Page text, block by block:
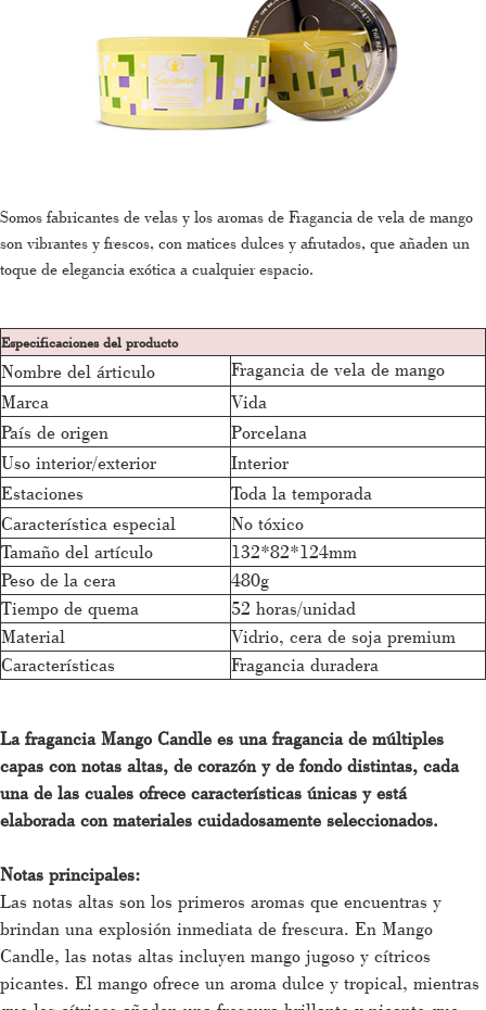
Somos fabricantes de velas y los aromas de Fragancia de vela de mango
son vibrantes y frescos, con matices dulces y afrutados, que añaden un
toque de elegancia exótica a cualquier espacio.
Especificaciones del producto
Nombre del árticulo
Fragancia de vela de mango
Marca
Vida
País de origen
Porcelana
Uso interior/exterior
Interior
Estaciones
Toda la temporada
Característica especial
No tóxico
Tamaño del artículo
132*82*124mm
Peso de la cera
480g
Tiempo de quema
52 horas/unidad
Material
Vidrio, cera de soja premium
Características
Fragancia duradera
La fragancia Mango Candle es una fragancia de múltiples
capas con notas altas, de corazón y de fondo distintas, cada
una de las cuales ofrece características únicas y está
elaborada con materiales cuidadosamente seleccionados.
Notas principales:
Las notas altas son los primeros aromas que encuentras y
brindan una explosión inmediata de frescura. En Mango
Candle, las notas altas incluyen mango jugoso y cítricos
picantes. El mango ofrece un aroma dulce y tropical, mientras